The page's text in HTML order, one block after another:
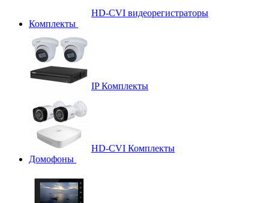
HD-CVI видеорегистраторы
Комплекты
IP Комплекты
HD-CVI Комплекты
Домофоны